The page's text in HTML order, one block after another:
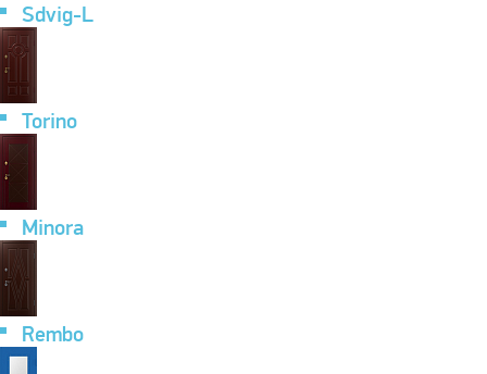
Sdvig-L
Torino
Minora
Rembo